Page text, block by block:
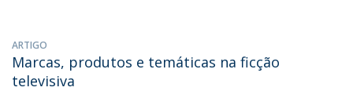
ARTIGO
Marcas, produtos e temáticas na ficção
televisiva